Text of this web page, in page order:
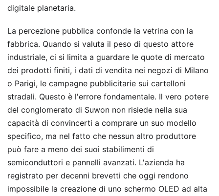
digitale planetaria.
La percezione pubblica confonde la vetrina con la
fabbrica. Quando si valuta il peso di questo attore
industriale, ci si limita a guardare le quote di mercato
dei prodotti finiti, i dati di vendita nei negozi di Milano
o Parigi, le campagne pubblicitarie sui cartelloni
stradali. Questo è l'errore fondamentale. Il vero potere
del conglomerato di Suwon non risiede nella sua
capacità di convincerti a comprare un suo modello
specifico, ma nel fatto che nessun altro produttore
può fare a meno dei suoi stabilimenti di
semiconduttori e pannelli avanzati. L'azienda ha
registrato per decenni brevetti che oggi rendono
impossibile la creazione di uno schermo OLED ad alta